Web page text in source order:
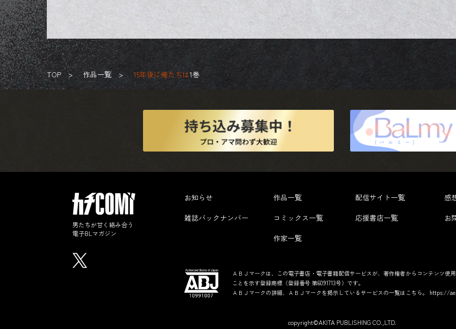
TOP 作品一覧 15年後に俺たちは1巻
男たちが甘く絡み合う
電子BLマガジン
お知らせ
雑誌バックナンバー
作品一覧
コミックス一覧
作家一覧
配信サイト一覧
応援書店一覧
感
お
ＡＢＪマークは、この電子書店・電子書籍配信サービスが、著作権者からコンテンツ使
ことを示す登録商標（登録番号 第6091713号）です。
ＡＢＪマークの詳細、ＡＢＪマークを掲示しているサービスの一覧はこちら。 https://
copyright©AKITA PUBLISHING CO.,LTD.